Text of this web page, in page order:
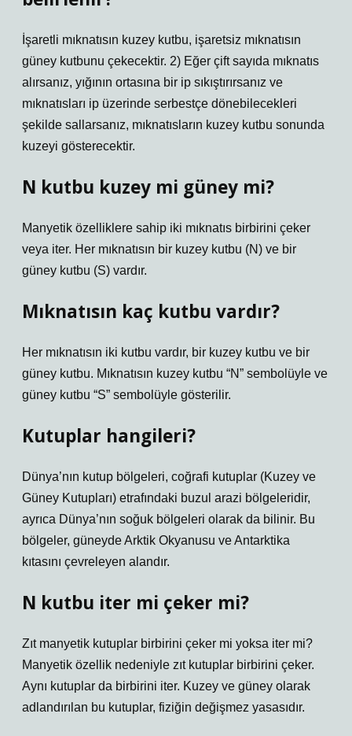
İşaretli mıknatısın kuzey kutbu, işaretsiz mıknatısın
güney kutbunu çekecektir. 2) Eğer çift sayıda mıknatıs
alırsanız, yığının ortasına bir ip sıkıştırırsanız ve
mıknatısları ip üzerinde serbestçe dönebilecekleri
şekilde sallarsanız, mıknatısların kuzey kutbu sonunda
kuzeyi gösterecektir.
N kutbu kuzey mi güney mi?
Manyetik özelliklere sahip iki mıknatıs birbirini çeker
veya iter. Her mıknatısın bir kuzey kutbu (N) ve bir
güney kutbu (S) vardır.
Mıknatısın kaç kutbu vardır?
Her mıknatısın iki kutbu vardır, bir kuzey kutbu ve bir
güney kutbu. Mıknatısın kuzey kutbu “N” sembolüyle ve
güney kutbu “S” sembolüyle gösterilir.
Kutuplar hangileri?
Dünya’nın kutup bölgeleri, coğrafi kutuplar (Kuzey ve
Güney Kutupları) etrafındaki buzul arazi bölgeleridir,
ayrıca Dünya’nın soğuk bölgeleri olarak da bilinir. Bu
bölgeler, güneyde Arktik Okyanusu ve Antarktika
kıtasını çevreleyen alandır.
N kutbu iter mi çeker mi?
Zıt manyetik kutuplar birbirini çeker mi yoksa iter mi?
Manyetik özellik nedeniyle zıt kutuplar birbirini çeker.
Aynı kutuplar da birbirini iter. Kuzey ve güney olarak
adlandırılan bu kutuplar, fiziğin değişmez yasasıdır.